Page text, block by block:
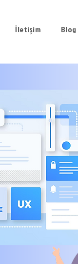
İletişim Blog